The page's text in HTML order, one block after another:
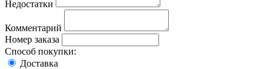
Недостатки
Комментарий
Номер заказа
Способ покупки:
Доставка